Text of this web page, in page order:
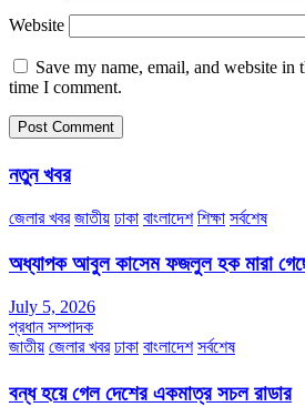
Website
Save my name, email, and website in
time I comment.
নতুন খবর
জেলার খবর জাতীয় ঢাকা বাংলাদেশ শিক্ষা সর্বশেষ
অধ্যাপক আবুল কাসেম ফজলুল হক মারা
July 5, 2026
প্রধান সম্পাদক
জাতীয় জেলার খবর ঢাকা বাংলাদেশ সর্বশেষ
বন্ধ হয়ে গেল দেশের একমাত্র সচল রাডার